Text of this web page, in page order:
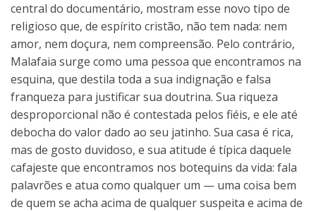
central do documentário, mostram esse novo tipo de
religioso que, de espírito cristão, não tem nada: nem
amor, nem doçura, nem compreensão. Pelo contrário,
Malafaia surge como uma pessoa que encontramos na
esquina, que destila toda a sua indignação e falsa
franqueza para justificar sua doutrina. Sua riqueza
desproporcional não é contestada pelos fiéis, e ele até
debocha do valor dado ao seu jatinho. Sua casa é rica,
mas de gosto duvidoso, e sua atitude é típica daquele
cafajeste que encontramos nos botequins da vida: fala
palavrões e atua como qualquer um — uma coisa bem
de quem se acha acima de qualquer suspeita e acima de